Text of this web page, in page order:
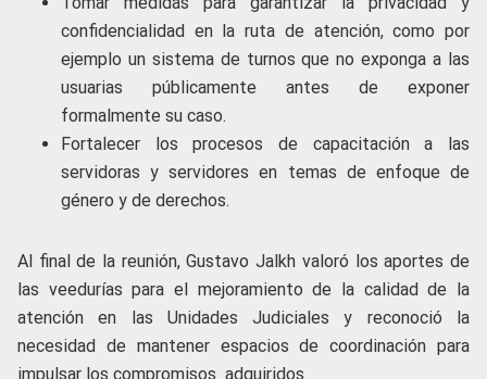
confidencialidad en la ruta de atención, como por
ejemplo un sistema de turnos que no exponga a las
usuarias públicamente antes de exponer
formalmente su caso.
Fortalecer los procesos de capacitación a las
servidoras y servidores en temas de enfoque de
género y de derechos.
Al final de la reunión, Gustavo Jalkh valoró los aportes de
las veedurías para el mejoramiento de la calidad de la
atención en las Unidades Judiciales y reconoció la
necesidad de mantener espacios de coordinación para
impulsar los compromisos adquiridos.